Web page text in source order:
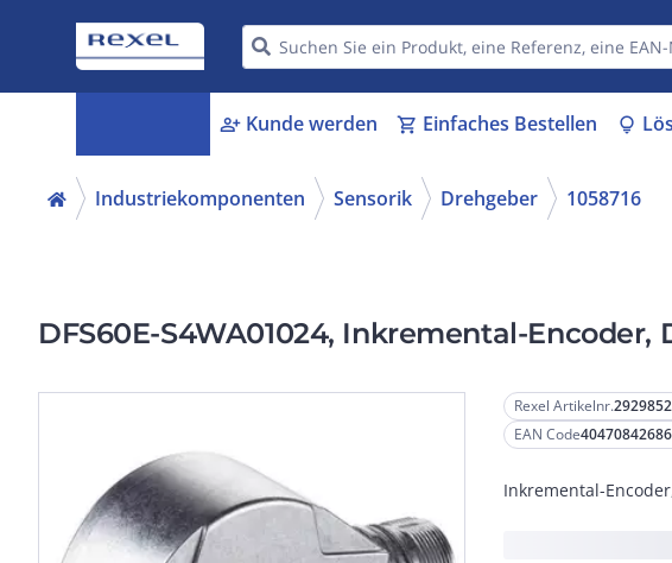
person_add Kunde werden shopping_cart Einfaches Bestellen lightbulb
Industriekomponenten Sensorik Drehgeber 1058716
DFS60E-S4WA01024, Inkremental-Encoder,
Rexel Artikelnr.2929852
EAN Code
Inkremental-